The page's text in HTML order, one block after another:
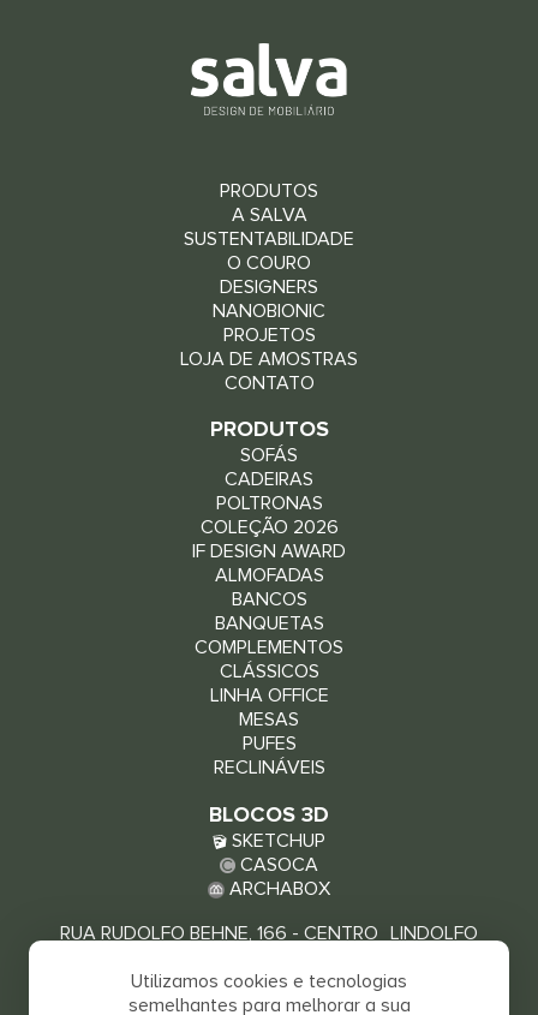
PRODUTOS
A SALVA
SUSTENTABILIDADE
O COURO
DESIGNERS
NANOBIONIC
PROJETOS
LOJA DE AMOSTRAS
CONTATO
PRODUTOS
SOFÁS
CADEIRAS
POLTRONAS
COLEÇÃO 2026
IF DESIGN AWARD
ALMOFADAS
BANCOS
BANQUETAS
COMPLEMENTOS
CLÁSSICOS
LINHA OFFICE
MESAS
PUFES
RECLINÁVEIS
BLOCOS 3D
SKETCHUP
CASOCA
ARCHABOX
RUA RUDOLFO BEHNE, 166 - CENTRO LINDOLFO
VEJA COMO CHEGAR
Utilizamos cookies e tecnologias
semelhantes para melhorar a sua